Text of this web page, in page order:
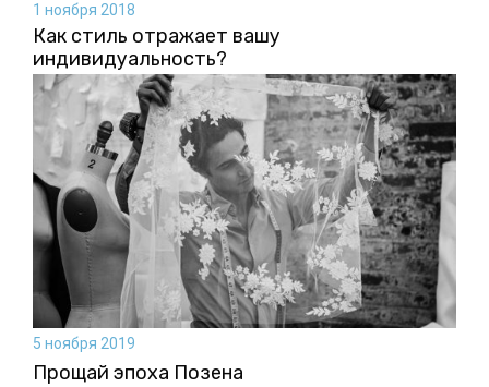
1 ноября 2018
Как стиль отражает вашу
индивидуальность?
5 ноября 2019
Прощай эпоха Позена